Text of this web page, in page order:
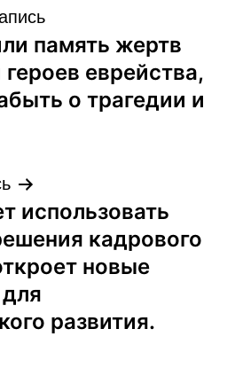
память жертв
еврейства,
о трагедии и
использовать
кадрового
новые
развития.